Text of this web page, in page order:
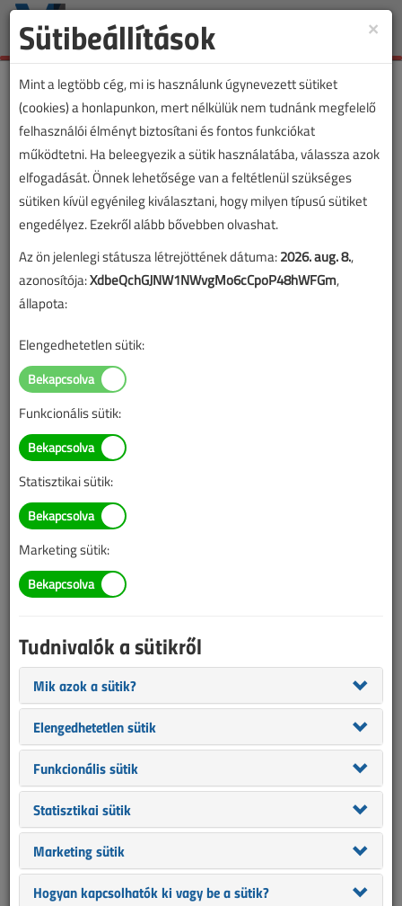
Toggle
Áttekintő táblázat
Süllyesztett
dugaszolóaljzatok
Áttekintő táblázat
2024/5. lapszám VL online |
Táblázatunkban az ABB, az Albrecht Jung, az EFAPEL, az EMOS, a
×
Sütibeállítások
Mint a legtöbb cég, mi is használunk úgynevezett sütiket
(cookies) a honlapunkon, mert nélkülük nem tudnánk megfelelő
felhasználói élményt biztosítani és fontos funkciókat
működtetni. Ha beleegyezik a sütik használatába, válassza azok
elfogadását. Önnek lehetősége van a feltétlenül szükséges
sütiken kívül egyénileg kiválasztani, hogy milyen típusú sütiket
engedélyez. Ezekről alább bővebben olvashat.
Az ön jelenlegi státusza létrejöttének dátuma:2026. aug. 8.,
azonosítója:XdbeQchGJNW1NWvgMo6cCpoP48hWFGm,
állapota:
Elengedhetetlen sütik:
Funkcionális sütik:
Statisztikai sütik:
Marketing sütik:
Tudnivalók a sütikről
Mik azok a sütik?
Elengedhetetlen sütik
Funkcionális sütik
Statisztikai sütik
Marketing sütik
Hogyan kapcsolhatók ki vagy be a sütik?